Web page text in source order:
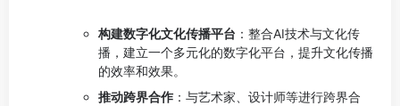
构建数字化文化传播平台 ：整合AI技术与文化传
播，建立一个多元化的数字化平台，提升文化传播
的效率和效果。
推动跨界合作 ：与艺术家、设计师等进行跨界合